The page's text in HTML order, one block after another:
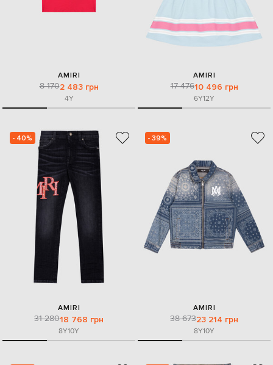
AMIRI
8 1702 483 грн
4Y
AMIRI
17 47610 496 грн
6Y12Y
- 40%
AMIRI
31 28018 768 грн
8Y10Y
- 39%
AMIRI
38 67323 214 грн
8Y10Y